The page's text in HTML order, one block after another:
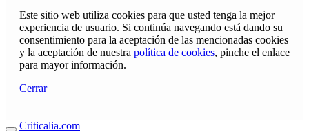
Este sitio web utiliza cookies para que usted tenga la mejor
experiencia de usuario. Si continúa navegando está dando su
consentimiento para la aceptación de las mencionadas cookies
y la aceptación de nuestra política de cookies, pinche el enlace
para mayor información.
Cerrar
Criticalia.com